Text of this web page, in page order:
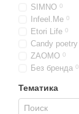
SIMNO 0
Infeel.Me 0
Etori Life 0
Candy poetry
ZAOMO 0
Без бренда 0
Тематика